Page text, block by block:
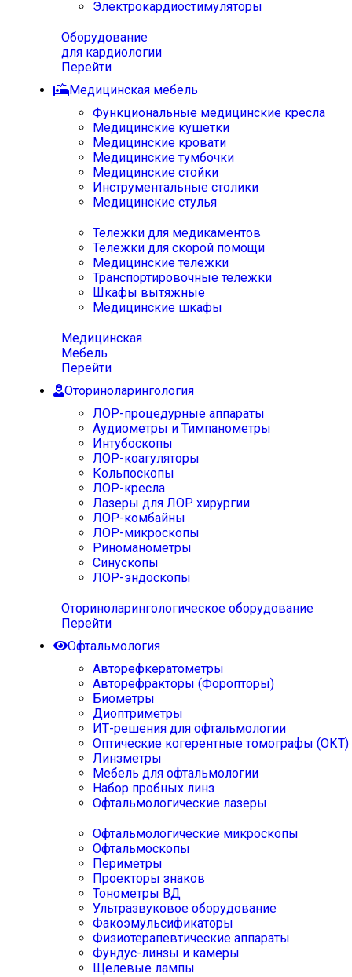
Электрокардиостимуляторы
Оборудование
для кардиологии
Перейти
Медицинская мебель
Функциональные медицинские кресла
Медицинские кушетки
Медицинские кровати
Медицинские тумбочки
Медицинские стойки
Инструментальные столики
Медицинские стулья
Тележки для медикаментов
Тележки для скорой помощи
Медицинские тележки
Транспортировочные тележки
Шкафы вытяжные
Медицинские шкафы
Медицинская
Мебель
Перейти
Оториноларингология
ЛОР-процедурные аппараты
Аудиометры и Тимпанометры
Интубоскопы
ЛОР-коагуляторы
Кольпоскопы
ЛОР-кресла
Лазеры для ЛОР хирургии
ЛОР-комбайны
ЛОР-микроскопы
Риноманометры
Синускопы
ЛОР-эндоскопы
Оториноларингологическое оборудование
Перейти
Офтальмология
Авторефкератометры
Авторефракторы (Форопторы)
Биометры
Диоптриметры
ИТ-решения для офтальмологии
Оптические когерентные томографы (ОКТ)
Линзметры
Мебель для офтальмологии
Набор пробных линз
Офтальмологические лазеры
Офтальмологические микроскопы
Офтальмоскопы
Периметры
Проекторы знаков
Тонометры ВД
Ультразвуковое оборудование
Факоэмульсификаторы
Физиотерапевтические аппараты
Фундус-линзы и камеры
Щелевые лампы